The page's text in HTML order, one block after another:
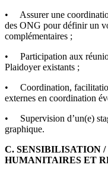
• Assurer une
des ONG pour définir un
complémentaires ;
• Participation aux
Plaidoyer existants ;
• Coordination,
externes en coordination
• Supervision d’un(e)
graphique.
C. SENSIBILISATION
HUMANITAIRES ET